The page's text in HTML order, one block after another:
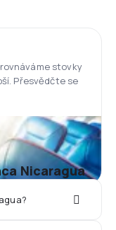
stovky
Přesvědčte se
Nicaragua